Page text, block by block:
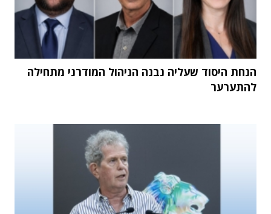
הנחת היסוד שעליה נבנה הניהול המודרני מתחילה
להתערער